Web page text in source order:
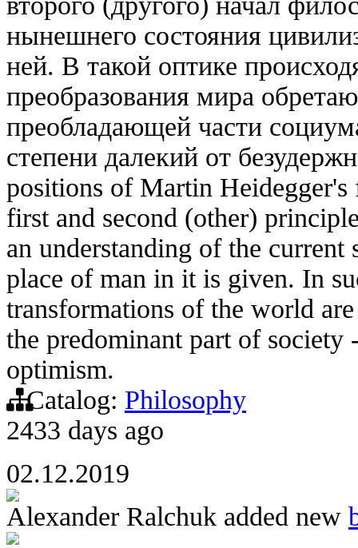
нынешнего состояния
ней. В такой оптике
преобразования мира
преобладающей части
степени далекий от
positions of Martin
first and second (other)
an understanding of the
place of man in it is given. In
transformations of the world
the predominant part of
optimism.
Catalog: Philosophy
2433 days ago
02.12.2019
Alexander Ralchuk added new